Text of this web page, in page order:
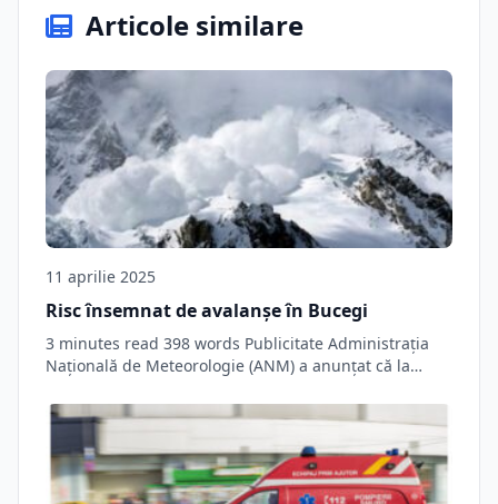
Articole similare
11 aprilie 2025
Risc însemnat de avalanșe în Bucegi
3 minutes read 398 words Publicitate Administrația
Națională de Meteorologie (ANM) a anunțat că la…